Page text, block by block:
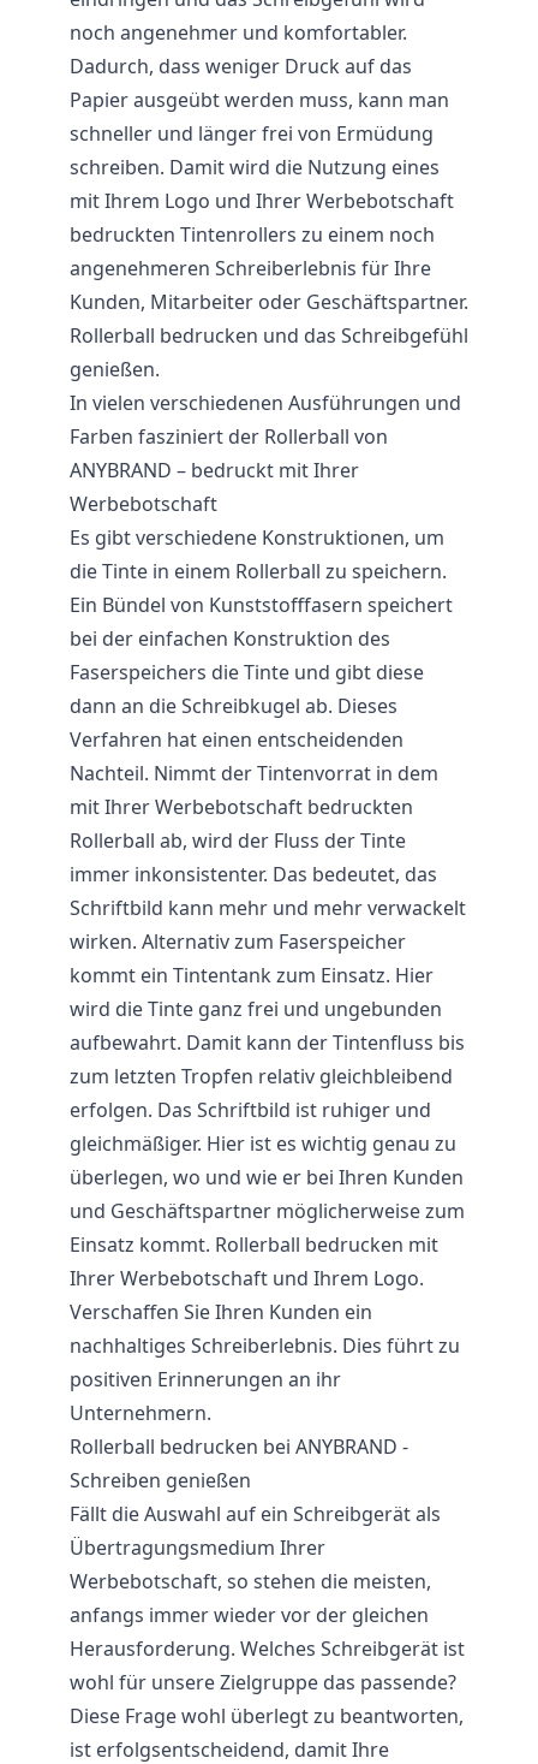
noch angenehmer und komfortabler.
Dadurch, dass weniger Druck auf das
Papier ausgeübt werden muss, kann man
schneller und länger frei von Ermüdung
schreiben. Damit wird die Nutzung eines
mit Ihrem Logo und Ihrer Werbebotschaft
bedruckten Tintenrollers zu einem noch
angenehmeren Schreiberlebnis für Ihre
Kunden, Mitarbeiter oder Geschäftspartner.
Rollerball bedrucken und das Schreibgefühl
genießen.
In vielen verschiedenen Ausführungen und
Farben fasziniert der Rollerball von
ANYBRAND – bedruckt mit Ihrer
Werbebotschaft
Es gibt verschiedene Konstruktionen, um
die Tinte in einem Rollerball zu speichern.
Ein Bündel von Kunststofffasern speichert
bei der einfachen Konstruktion des
Faserspeichers die Tinte und gibt diese
dann an die Schreibkugel ab. Dieses
Verfahren hat einen entscheidenden
Nachteil. Nimmt der Tintenvorrat in dem
mit Ihrer Werbebotschaft bedruckten
Rollerball ab, wird der Fluss der Tinte
immer inkonsistenter. Das bedeutet, das
Schriftbild kann mehr und mehr verwackelt
wirken. Alternativ zum Faserspeicher
kommt ein Tintentank zum Einsatz. Hier
wird die Tinte ganz frei und ungebunden
aufbewahrt. Damit kann der Tintenfluss bis
zum letzten Tropfen relativ gleichbleibend
erfolgen. Das Schriftbild ist ruhiger und
gleichmäßiger. Hier ist es wichtig genau zu
überlegen, wo und wie er bei Ihren Kunden
und Geschäftspartner möglicherweise zum
Einsatz kommt. Rollerball bedrucken mit
Ihrer Werbebotschaft und Ihrem Logo.
Verschaffen Sie Ihren Kunden ein
nachhaltiges Schreiberlebnis. Dies führt zu
positiven Erinnerungen an ihr
Unternehmern.
Rollerball bedrucken bei ANYBRAND -
Schreiben genießen
Fällt die Auswahl auf ein Schreibgerät als
Übertragungsmedium Ihrer
Werbebotschaft, so stehen die meisten,
anfangs immer wieder vor der gleichen
Herausforderung. Welches Schreibgerät ist
wohl für unsere Zielgruppe das passende?
Diese Frage wohl überlegt zu beantworten,
ist erfolgsentscheidend, damit Ihre